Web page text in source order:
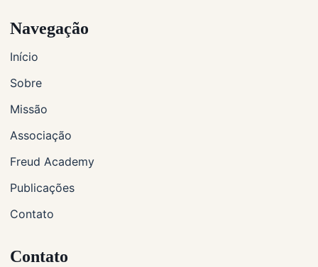
Navegação
Início
Sobre
Missão
Associação
Freud Academy
Publicações
Contato
Contato